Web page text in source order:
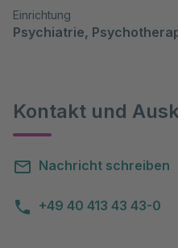
Einrichtung
Psychiatrie,
Kontakt und
Nachricht schreiben
+49 40 413 43 43-0